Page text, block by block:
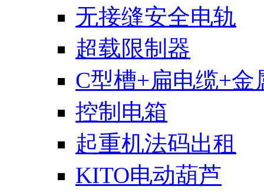
无接缝安全电轨
超载限制器
C型槽+扁电缆+金
控制电箱
起重机法码出租
KITO电动葫芦